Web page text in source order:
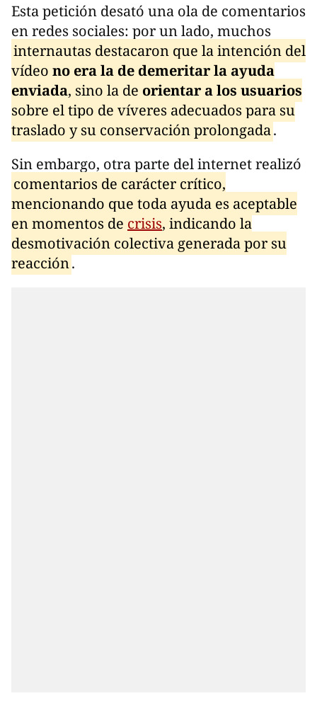
Esta petición desató una ola de comentarios
en redes sociales: por un lado, muchos
internautas destacaron que la intención del
vídeo no era la de demeritar la ayuda
enviada, sino la de orientar a los usuarios
sobre el tipo de víveres adecuados para su
traslado y su conservación prolongada.
Sin embargo, otra parte del internet realizó
comentarios de carácter crítico,
mencionando que toda ayuda es aceptable
en momentos de crisis, indicando la
desmotivación colectiva generada por su
reacción.